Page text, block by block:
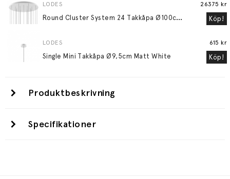
LODES
R
ound Cluster System 24 Takkåpa Ø100cm Matt White
26375 kr
Köp!
LODES
Single Mini Takkåpa Ø9,5cm Matt White
615 kr
Köp!
Produktbeskrivning
Specifikationer